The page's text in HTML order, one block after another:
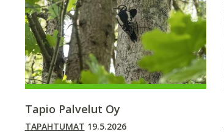
Tapio Palvelut Oy
TAPAHTUMAT 19.5.2026